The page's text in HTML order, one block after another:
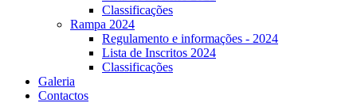
Classificações
Rampa 2024
Regulamento e informações - 2024
Lista de Inscritos 2024
Classificações
Galeria
Contactos